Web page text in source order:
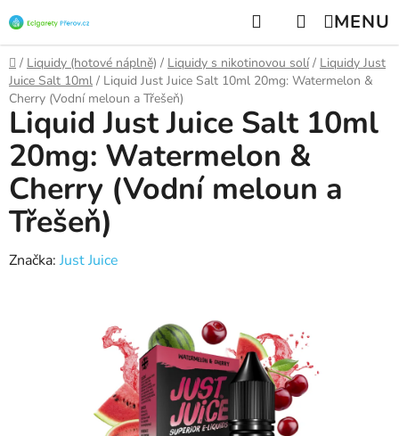
na
obsah
Hledat NÁKUPNÍ
KOŠÍK
Domů
/ Liquidy (hotové náplně) / Liquidy s nikotinovou solí / Liquidy Just
Juice Salt 10ml / Liquid Just Juice Salt 10ml 20mg: Watermelon &
Cherry (Vodní meloun a Třešeň)
Liquid Just Juice Salt 10ml
20mg: Watermelon &
Cherry (Vodní meloun a
Třešeň)
Značka: Just Juice